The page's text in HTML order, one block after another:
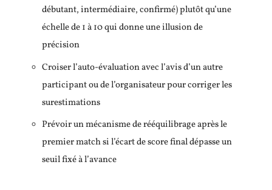
débutant, intermédiaire, confirmé) plutôt qu’une
échelle de 1 à 10 qui donne une illusion de
précision
Croiser l’auto-évaluation avec l’avis d’un autre
participant ou de l’organisateur pour corriger les
surestimations
Prévoir un mécanisme de rééquilibrage après le
premier match si l’écart de score final dépasse un
seuil fixé à l’avance